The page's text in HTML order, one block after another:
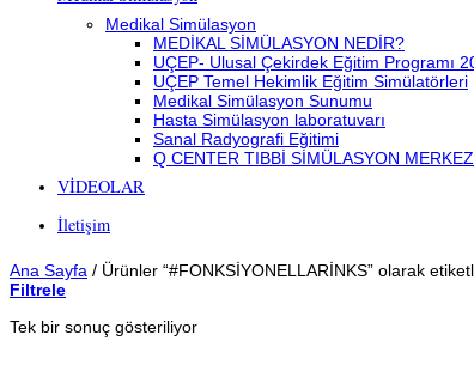
Medikal Simülasyon
MEDİKAL SİMÜLASYON NEDİR?
UÇEP- Ulusal Çekirdek Eğitim Programı
UÇEP Temel Hekimlik Eğitim Simülatörleri
Medikal Simülasyon Sunumu
Hasta Simülasyon laboratuvarı
Sanal Radyografi Eğitimi
Q CENTER TIBBİ SİMÜLASYON
VİDEOLAR
İletişim
Ana Sayfa / Ürünler “#FONKSİYONELLARİNKS” olarak
Filtrele
Tek bir sonuç gösteriliyor